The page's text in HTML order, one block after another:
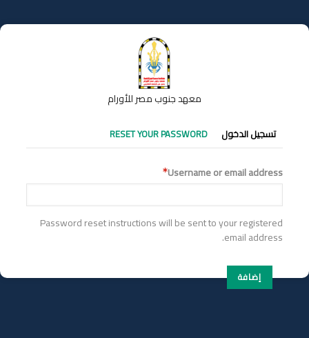
إلى
المحتوى
معهد جنوب مصر للأورام
التبويبات
الأساسية
تسجيل الدخول RESET YOUR PASSWORD
Username or email address
Password reset instructions will be sent to your registered
email address.